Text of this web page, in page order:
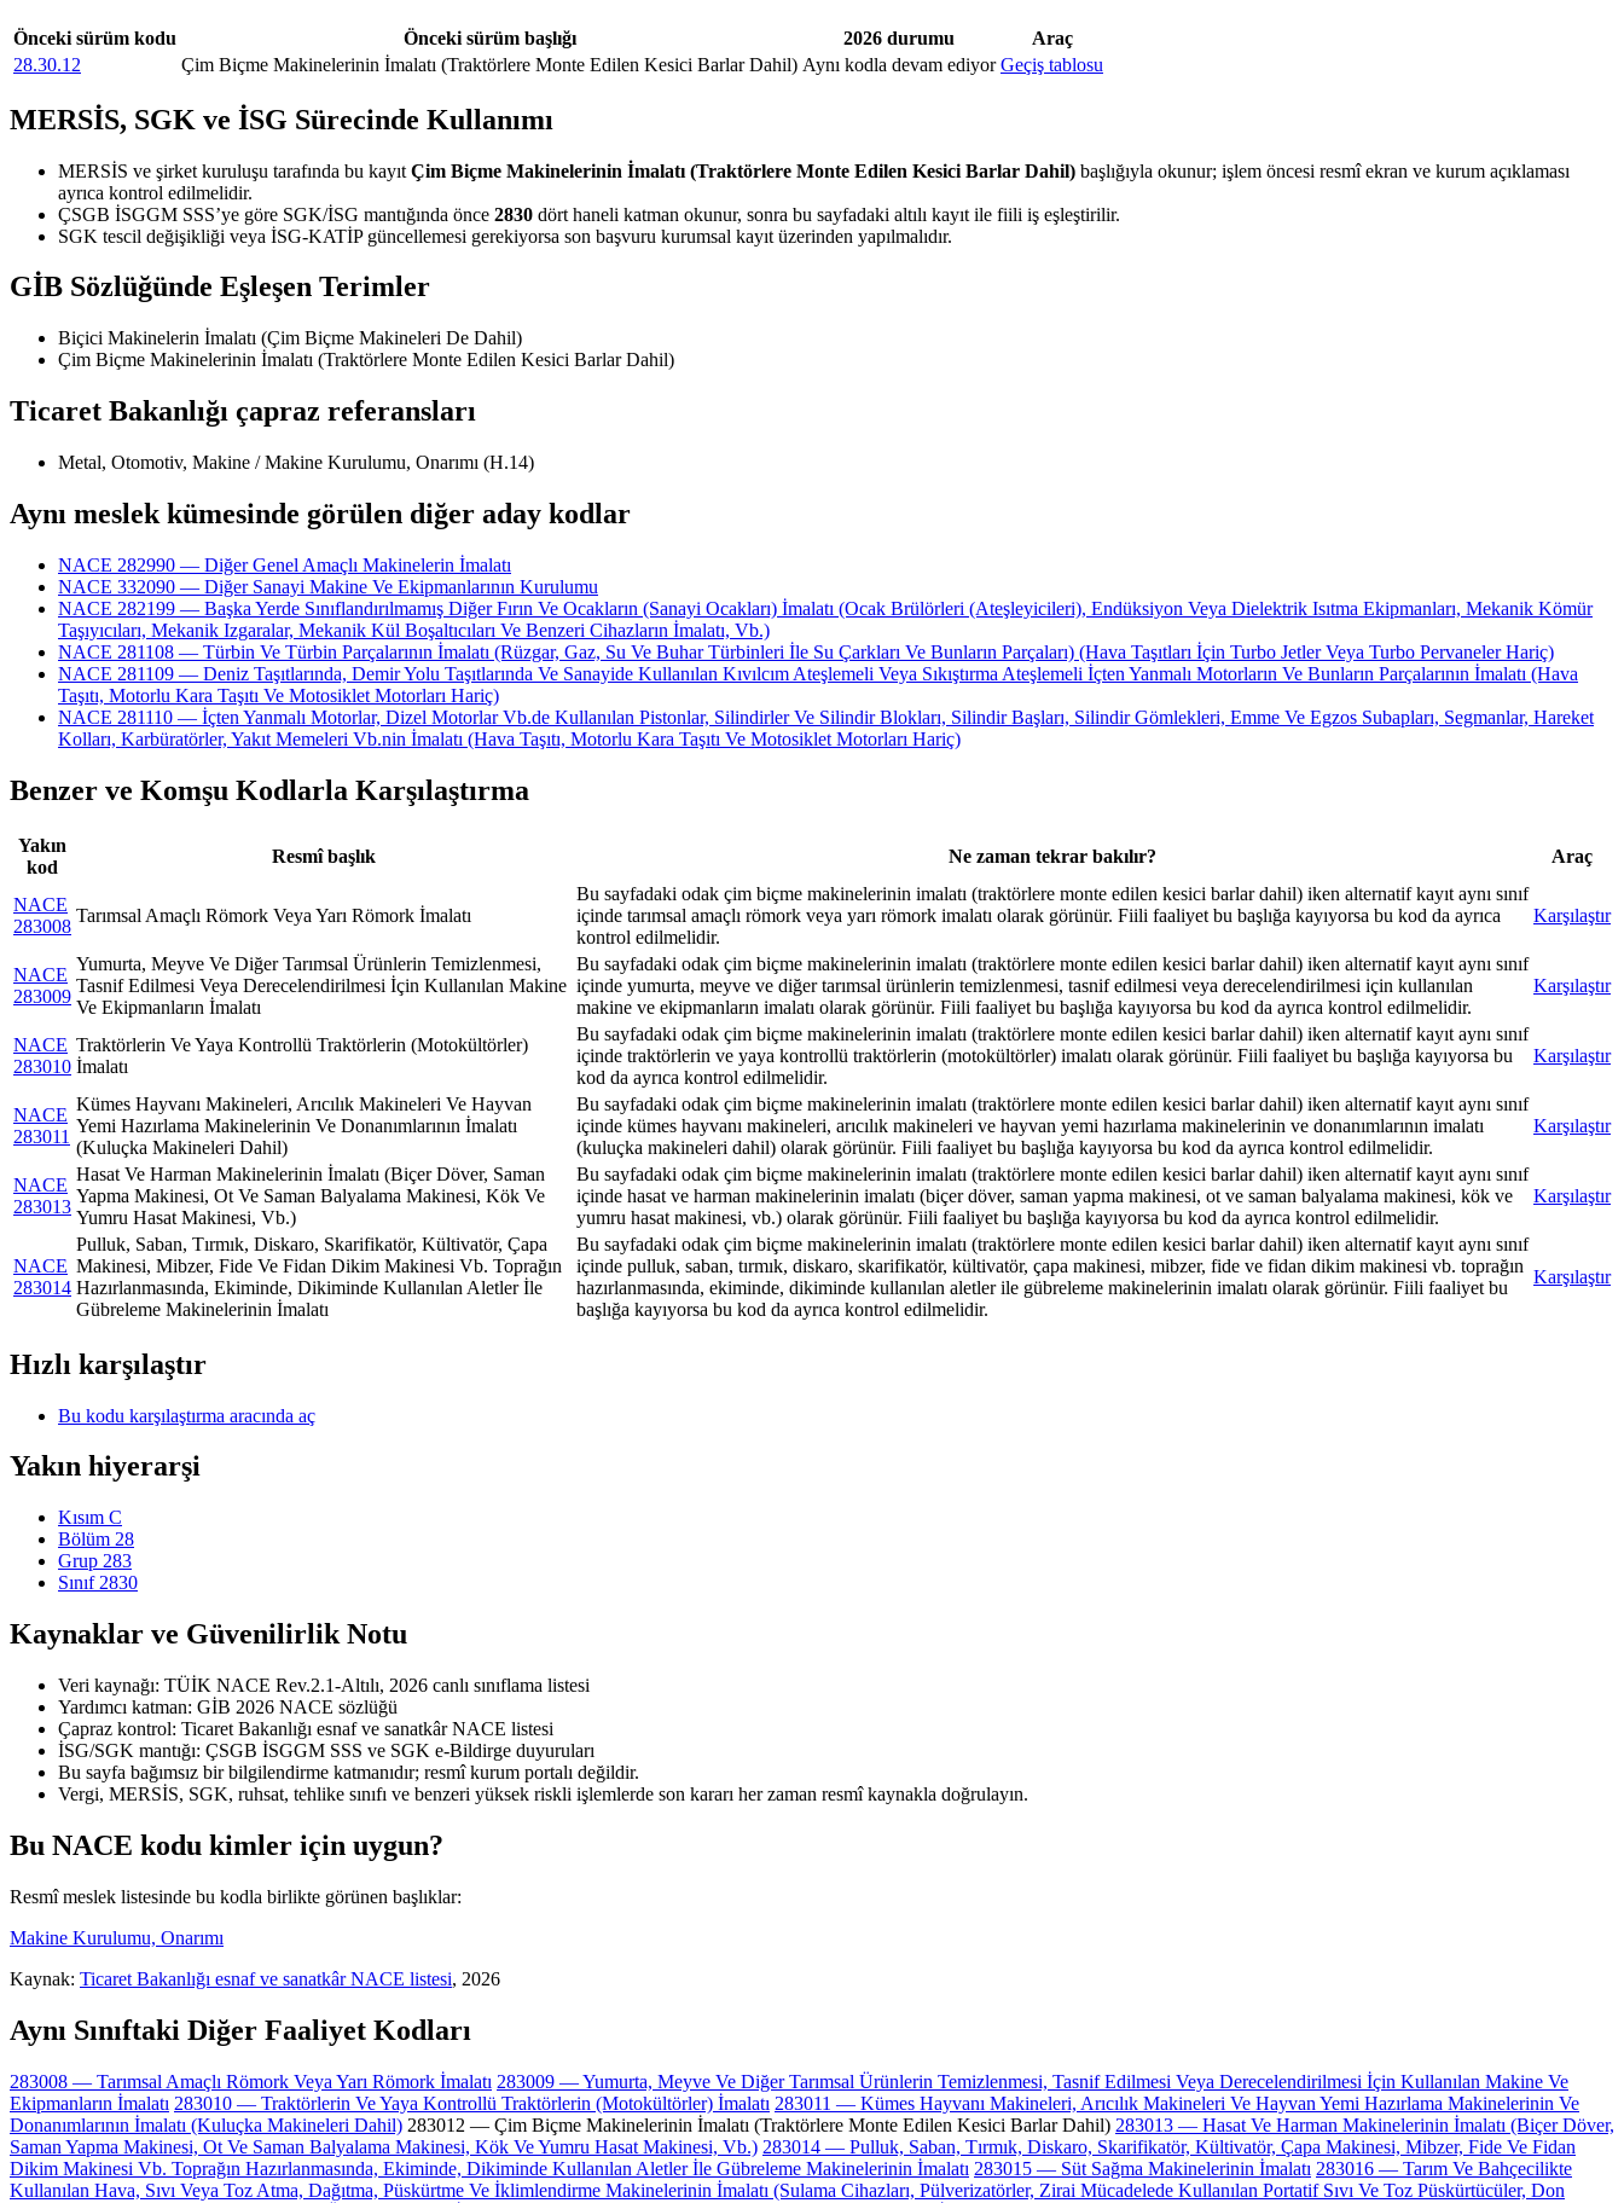
Önceki sürüm kodu Önceki sürüm başlığı 2026 durumu
Araç
28.30.12
Çim Biçme Makinelerinin İmalatı (Traktörlere Monte Edilen Kesici Barlar Dahil) Aynı kodla devam ediyor Geçiş tablosu
MERSİS, SGK ve İSG Sürecinde Kullanımı
MERSİS ve şirket kuruluşu tarafında bu kayıt Çim Biçme Makinelerinin İmalatı (Traktörlere Monte Edilen Kesici Barlar Dahil) başlığıyla okunur; işlem öncesi resmî ekran ve kurum açıklaması
ayrıca kontrol edilmelidir.
ÇSGB İSGGM SSS’ye göre SGK/İSG mantığında önce 2830 dört haneli katman okunur, sonra bu sayfadaki altılı kayıt ile fiili iş eşleştirilir.
SGK tescil değişikliği veya İSG-KATİP güncellemesi gerekiyorsa son başvuru kurumsal kayıt üzerinden yapılmalıdır.
GİB Sözlüğünde Eşleşen Terimler
Biçici Makinelerin İmalatı (Çim Biçme Makineleri De Dahil)
Çim Biçme Makinelerinin İmalatı (Traktörlere Monte Edilen Kesici Barlar Dahil)
Ticaret Bakanlığı çapraz referansları
Metal, Otomotiv, Makine / Makine Kurulumu, Onarımı (H.14)
Aynı meslek kümesinde görülen diğer aday kodlar
NACE 282990 — Diğer Genel Amaçlı Makinelerin İmalatı
NACE 332090 — Diğer Sanayi Makine Ve Ekipmanlarının Kurulumu
NACE 282199 — Başka Yerde Sınıflandırılmamış Diğer Fırın Ve Ocakların (Sanayi Ocakları) İmalatı (Ocak Brülörleri (Ateşleyicileri), Endüksiyon Veya Dielektrik Isıtma Ekipmanları, Mekanik Kömür
Taşıyıcıları, Mekanik Izgaralar, Mekanik Kül Boşaltıcıları Ve Benzeri Cihazların İmalatı, Vb.)
NACE 281108 — Türbin Ve Türbin Parçalarının İmalatı (Rüzgar, Gaz, Su Ve Buhar Türbinleri İle Su Çarkları Ve Bunların Parçaları) (Hava Taşıtları İçin Turbo Jetler Veya Turbo Pervaneler Hariç)
NACE 281109 — Deniz Taşıtlarında, Demir Yolu Taşıtlarında Ve Sanayide Kullanılan Kıvılcım Ateşlemeli Veya Sıkıştırma Ateşlemeli İçten Yanmalı Motorların Ve Bunların Parçalarının İmalatı (Hava
Taşıtı, Motorlu Kara Taşıtı Ve Motosiklet Motorları Hariç)
NACE 281110 — İçten Yanmalı Motorlar, Dizel Motorlar Vb.de Kullanılan Pistonlar, Silindirler Ve Silindir Blokları, Silindir Başları, Silindir Gömlekleri, Emme Ve Egzos Subapları, Segmanlar, Hareket
Kolları, Karbüratörler, Yakıt Memeleri Vb.nin İmalatı (Hava Taşıtı, Motorlu Kara Taşıtı Ve Motosiklet Motorları Hariç)
Benzer ve Komşu Kodlarla Karşılaştırma
Yakın
kod
Resmî başlık Ne zaman tekrar bakılır? Araç
NACE
283008
Tarımsal Amaçlı Römork Veya Yarı Römork İmalatı
Bu sayfadaki odak çim biçme makinelerinin imalatı (traktörlere monte edilen kesici barlar dahil) iken alternatif kayıt aynı sınıf
içinde tarımsal amaçlı römork veya yarı römork imalatı olarak görünür. Fiili faaliyet bu başlığa kayıyorsa bu kod da ayrıca
kontrol edilmelidir.
Karşılaştır
NACE
283009
Yumurta, Meyve Ve Diğer Tarımsal Ürünlerin Temizlenmesi,
Tasnif Edilmesi Veya Derecelendirilmesi İçin Kullanılan Makine
Ve Ekipmanların İmalatı
Bu sayfadaki odak çim biçme makinelerinin imalatı (traktörlere monte edilen kesici barlar dahil) iken alternatif kayıt aynı sınıf
içinde yumurta, meyve ve diğer tarımsal ürünlerin temizlenmesi, tasnif edilmesi veya derecelendirilmesi için kullanılan
makine ve ekipmanların imalatı olarak görünür. Fiili faaliyet bu başlığa kayıyorsa bu kod da ayrıca kontrol edilmelidir.
Karşılaştır
NACE
283010
Traktörlerin Ve Yaya Kontrollü Traktörlerin (Motokültörler)
İmalatı
Bu sayfadaki odak çim biçme makinelerinin imalatı (traktörlere monte edilen kesici barlar dahil) iken alternatif kayıt aynı sınıf
içinde traktörlerin ve yaya kontrollü traktörlerin (motokültörler) imalatı olarak görünür. Fiili faaliyet bu başlığa kayıyorsa bu
kod da ayrıca kontrol edilmelidir.
Karşılaştır
NACE
283011
Kümes Hayvanı Makineleri, Arıcılık Makineleri Ve Hayvan
Yemi Hazırlama Makinelerinin Ve Donanımlarının İmalatı
(Kuluçka Makineleri Dahil)
Bu sayfadaki odak çim biçme makinelerinin imalatı (traktörlere monte edilen kesici barlar dahil) iken alternatif kayıt aynı sınıf
içinde kümes hayvanı makineleri, arıcılık makineleri ve hayvan yemi hazırlama makinelerinin ve donanımlarının imalatı
(kuluçka makineleri dahil) olarak görünür. Fiili faaliyet bu başlığa kayıyorsa bu kod da ayrıca kontrol edilmelidir.
Karşılaştır
NACE
283013
Hasat Ve Harman Makinelerinin İmalatı (Biçer Döver, Saman
Yapma Makinesi, Ot Ve Saman Balyalama Makinesi, Kök Ve
Yumru Hasat Makinesi, Vb.)
Bu sayfadaki odak çim biçme makinelerinin imalatı (traktörlere monte edilen kesici barlar dahil) iken alternatif kayıt aynı sınıf
içinde hasat ve harman makinelerinin imalatı (biçer döver, saman yapma makinesi, ot ve saman balyalama makinesi, kök ve
yumru hasat makinesi, vb.) olarak görünür. Fiili faaliyet bu başlığa kayıyorsa bu kod da ayrıca kontrol edilmelidir.
Karşılaştır
NACE
283014
Pulluk, Saban, Tırmık, Diskaro, Skarifikatör, Kültivatör, Çapa
Makinesi, Mibzer, Fide Ve Fidan Dikim Makinesi Vb. Toprağın
Hazırlanmasında, Ekiminde, Dikiminde Kullanılan Aletler İle
Gübreleme Makinelerinin İmalatı
Bu sayfadaki odak çim biçme makinelerinin imalatı (traktörlere monte edilen kesici barlar dahil) iken alternatif kayıt aynı sınıf
içinde pulluk, saban, tırmık, diskaro, skarifikatör, kültivatör, çapa makinesi, mibzer, fide ve fidan dikim makinesi vb. toprağın
hazırlanmasında, ekiminde, dikiminde kullanılan aletler ile gübreleme makinelerinin imalatı olarak görünür. Fiili faaliyet bu
başlığa kayıyorsa bu kod da ayrıca kontrol edilmelidir.
Karşılaştır
Hızlı karşılaştır
Bu kodu karşılaştırma aracında aç
Yakın hiyerarşi
Kısım C
Bölüm 28
Grup 283
Sınıf 2830
Kaynaklar ve Güvenilirlik Notu
Veri kaynağı: TÜİK NACE Rev.2.1-Altılı, 2026 canlı sınıflama listesi
Yardımcı katman: GİB 2026 NACE sözlüğü
Çapraz kontrol: Ticaret Bakanlığı esnaf ve sanatkâr NACE listesi
İSG/SGK mantığı: ÇSGB İSGGM SSS ve SGK e-Bildirge duyuruları
Bu sayfa bağımsız bir bilgilendirme katmanıdır; resmî kurum portalı değildir.
Vergi, MERSİS, SGK, ruhsat, tehlike sınıfı ve benzeri yüksek riskli işlemlerde son kararı her zaman resmî kaynakla doğrulayın.
Bu NACE kodu kimler için uygun?
Resmî meslek listesinde bu kodla birlikte görünen başlıklar:
Makine Kurulumu, Onarımı
Kaynak: Ticaret Bakanlığı esnaf ve sanatkâr NACE listesi, 2026
Aynı Sınıftaki Diğer Faaliyet Kodları
283008 — Tarımsal Amaçlı Römork Veya Yarı Römork İmalatı 283009 — Yumurta, Meyve Ve Diğer Tarımsal Ürünlerin Temizlenmesi, Tasnif Edilmesi Veya Derecelendirilmesi İçin Kullanılan Makine Ve
Ekipmanların İmalatı 283010 — Traktörlerin Ve Yaya Kontrollü Traktörlerin (Motokültörler) İmalatı 283011 — Kümes Hayvanı Makineleri, Arıcılık Makineleri Ve Hayvan Yemi Hazırlama Makinelerinin Ve
Donanımlarının İmalatı (Kuluçka Makineleri Dahil) 283012 — Çim Biçme Makinelerinin İmalatı (Traktörlere Monte Edilen Kesici Barlar Dahil) 283013 — Hasat Ve Harman Makinelerinin İmalatı (Biçer Döver,
Saman Yapma Makinesi, Ot Ve Saman Balyalama Makinesi, Kök Ve Yumru Hasat Makinesi, Vb.) 283014 — Pulluk, Saban, Tırmık, Diskaro, Skarifikatör, Kültivatör, Çapa Makinesi, Mibzer, Fide Ve Fidan
Dikim Makinesi Vb. Toprağın Hazırlanmasında, Ekiminde, Dikiminde Kullanılan Aletler İle Gübreleme Makinelerinin İmalatı 283015 — Süt Sağma Makinelerinin İmalatı 283016 — Tarım Ve Bahçecilikte
Kullanılan Hava, Sıvı Veya Toz Atma, Dağıtma, Püskürtme Ve İklimlendirme Makinelerinin İmalatı (Sulama Cihazları, Pülverizatörler, Zirai Mücadelede Kullanılan Portatif Sıvı Ve Toz Püskürtücüler, Don